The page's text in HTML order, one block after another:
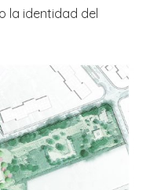
la identidad del